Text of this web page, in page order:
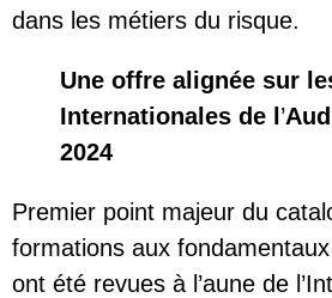
dans les métiers du risque.
Une offre alignée sur
Internationales de l ’
2024
Premier point majeur du
formations aux
ont été revues à l’aune de